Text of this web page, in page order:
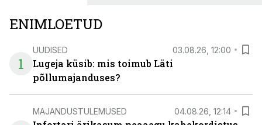
ENIMLOETUD
1
UUDISED 03.08.26, 12:00
Lugeja küsib: mis toimub Läti
põllumajanduses?
MAJANDUSTULEMUSED 04.08.26, 12:14